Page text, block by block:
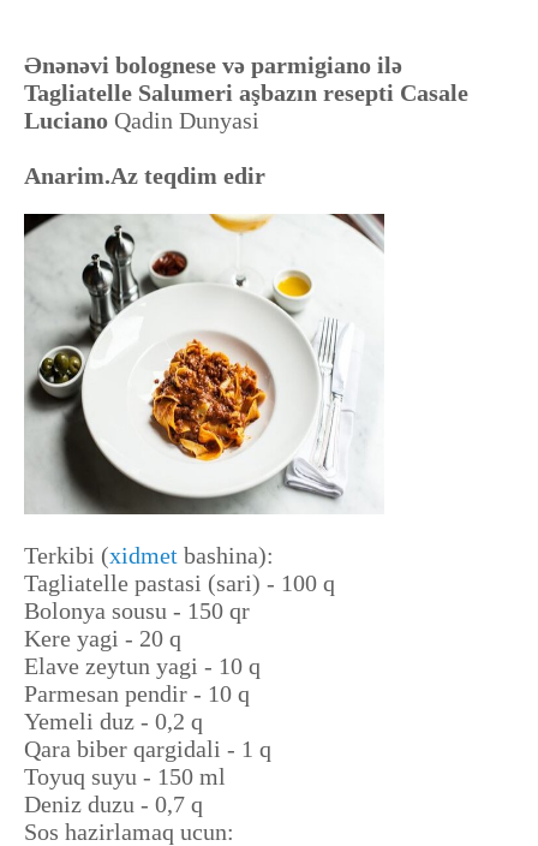
Ənənəvi bolognese və parmigiano ilə
Tagliatelle Salumeri aşbazın resepti Casale
Luciano Qadin Dunyasi
Anarim.Az teqdim edir
Terkibi (xidmet bashina):
Tagliatelle pastasi (sari) - 100 q
Bolonya sousu - 150 qr
Kere yagi - 20 q
Elave zeytun yagi - 10 q
Parmesan pendir - 10 q
Yemeli duz - 0,2 q
Qara biber qargidali - 1 q
Toyuq suyu - 150 ml
Deniz duzu - 0,7 q
Sos hazirlamaq ucun: